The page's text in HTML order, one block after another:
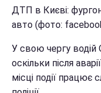
ДТП в Києві:
авто (фото:
У свою чергу водій
оскільки після
місці події працює